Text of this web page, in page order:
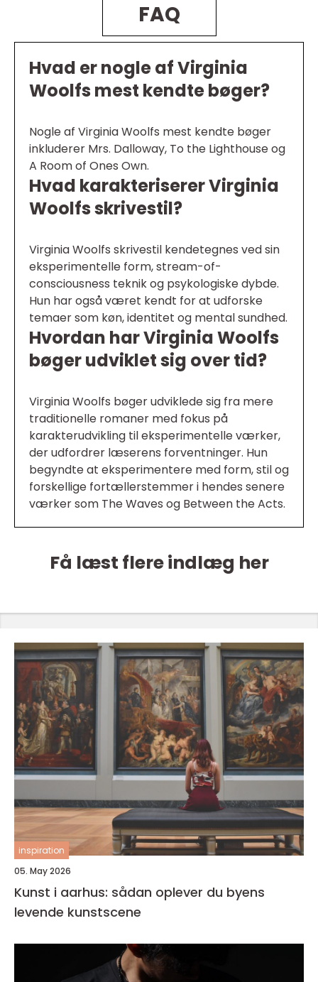
FAQ
Hvad er nogle af Virginia
Woolfs mest kendte bøger?
Nogle af Virginia Woolfs mest kendte bøger
inkluderer Mrs. Dalloway, To the Lighthouse og
A Room of Ones Own.
Hvad karakteriserer Virginia
Woolfs skrivestil?
Virginia Woolfs skrivestil kendetegnes ved sin
eksperimentelle form, stream-of-
consciousness teknik og psykologiske dybde.
Hun har også været kendt for at udforske
temaer som køn, identitet og mental sundhed.
Hvordan har Virginia Woolfs
bøger udviklet sig over tid?
Virginia Woolfs bøger udviklede sig fra mere
traditionelle romaner med fokus på
karakterudvikling til eksperimentelle værker,
der udfordrer læserens forventninger. Hun
begyndte at eksperimentere med form, stil og
forskellige fortællerstemmer i hendes senere
værker som The Waves og Between the Acts.
Få læst flere indlæg her
inspiration
05. May 2026
Kunst i aarhus: sådan oplever du byens
levende kunstscene